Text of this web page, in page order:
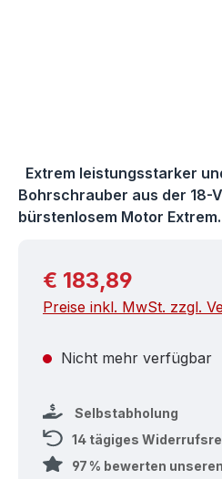
Extrem leistungsstarker
Bohrschrauber aus der 18-
bürstenlosem Motor
Regulärer Preis:
€ 183,89
Preise inkl. MwSt. zzgl.
Nicht mehr verfügbar
Selbstabholung
14 tägiges
97 % bewerten